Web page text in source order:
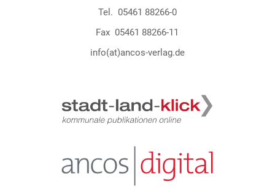
Tel. 05461 88266-0
Fax05461 88266-11
info(at)ancos-verlag.de